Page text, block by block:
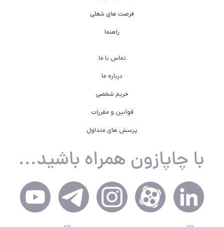
فرصت های شغلی
راهنما
تماس با ما
درباره ما
حریم شخصی
قوانین و مقررات
پرسش های متداول